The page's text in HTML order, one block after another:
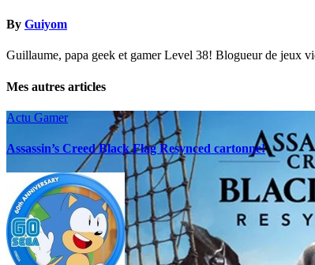
By Guiyom
Guillaume, papa geek et gamer Level 38! Blogueur de jeux
Mes autres articles
Actu Gamer
Assassin’s Creed Black Flag Resynced cartonne!